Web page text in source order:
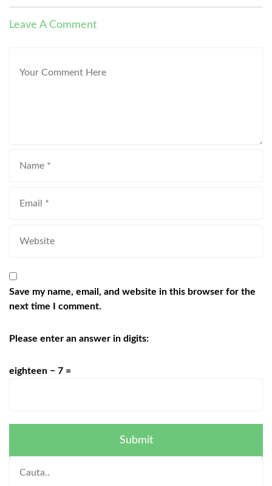
Leave A Comment
Save my name, email, and website in this browser for the
next time I comment.
Please enter an answer in digits:
eighteen − 7 =